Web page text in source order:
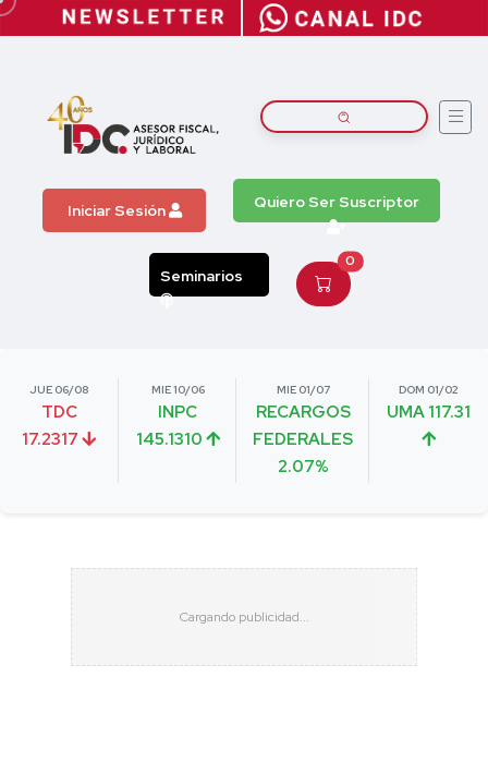
Iniciar Sesión Quiero Ser Suscriptor
Seminarios
0
JUE 06/08
TDC
17.2317
MIE 10/06
INPC
145.1310
MIE 01/07
RECARGOS
FEDERALES
2.07%
DOM 01/02
UMA 117.31